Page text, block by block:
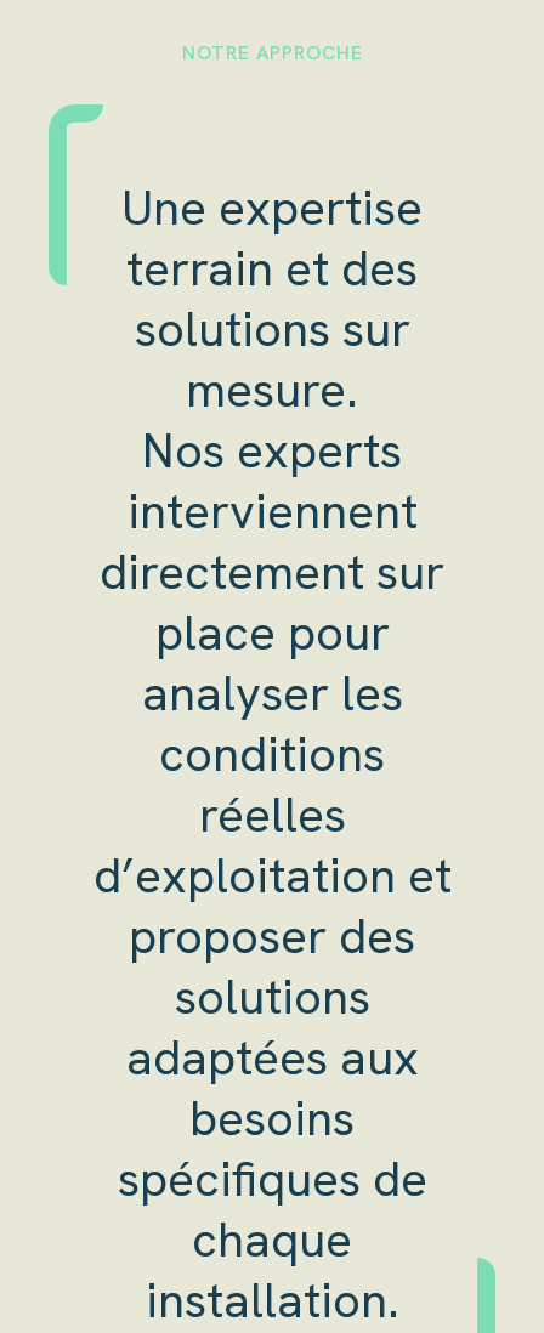
NOTRE APPROCHE
Une expertise
terrain et des
solutions sur
mesure.
Nos experts
interviennent
directement sur
place pour
analyser les
conditions
réelles
d’exploitation et
proposer des
solutions
adaptées aux
besoins
spécifiques de
chaque
installation.